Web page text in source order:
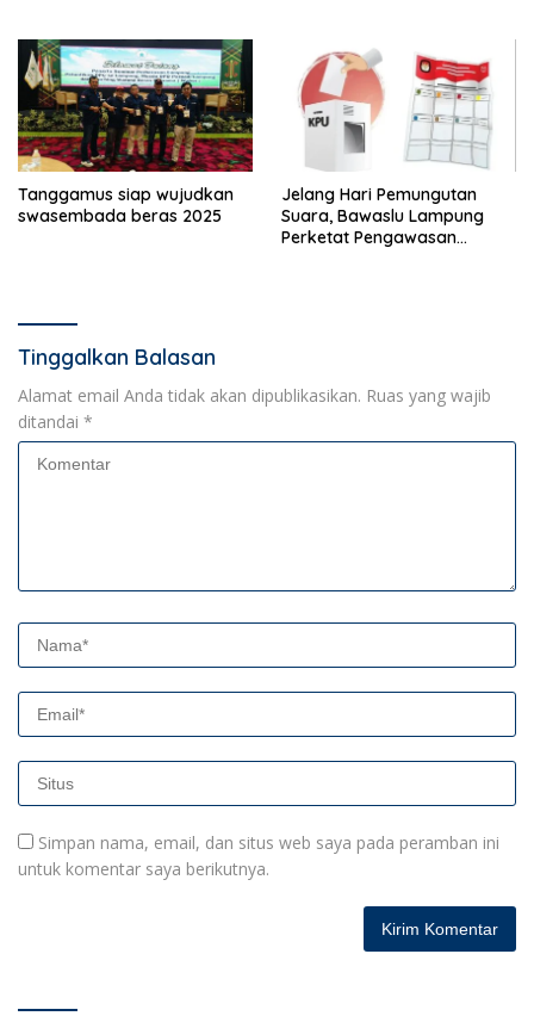
Tanggamus siap wujudkan
swasembada beras 2025
Jelang Hari Pemungutan
Suara, Bawaslu Lampung
Perketat Pengawasan
Tinggalkan Balasan
Alamat email Anda tidak akan dipublikasikan. Ruas yang wajib
ditandai *
Simpan nama, email, dan situs web saya pada peramban ini
untuk komentar saya berikutnya.